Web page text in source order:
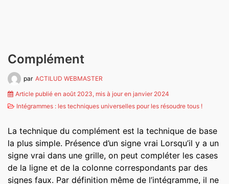
Complément
par ACTILUD WEBMASTER
Article publié en août 2023, mis à jour en janvier 2024
Intégrammes : les techniques universelles pour les résoudre tous !
La technique du complément est la technique de base
la plus simple. Présence d’un signe vrai Lorsqu’il y a un
signe vrai dans une grille, on peut compléter les cases
de la ligne et de la colonne correspondants par des
signes faux. Par définition même de l’intégramme, il ne